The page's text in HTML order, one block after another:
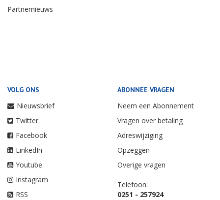
Partnernieuws
VOLG ONS
Nieuwsbrief
Twitter
Facebook
LinkedIn
Youtube
Instagram
RSS
ABONNEE VRAGEN
Neem een Abonnement
Vragen over betaling
Adreswijziging
Opzeggen
Overige vragen
Telefoon:
0251 - 257924